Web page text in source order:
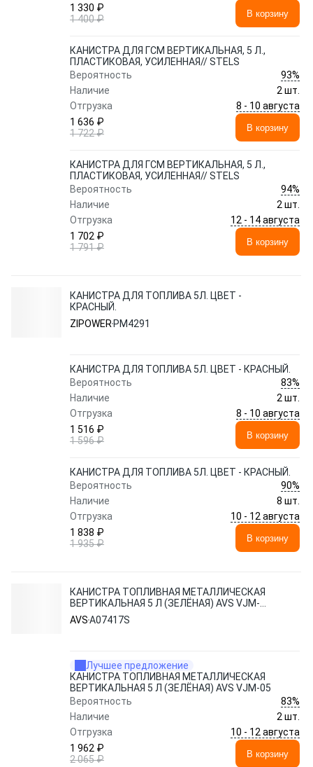
1 330 ₽
1 400 ₽
В корзину
КАНИСТРА ДЛЯ ГСМ ВЕРТИКАЛЬНАЯ, 5 Л.,
ПЛАСТИКОВАЯ, УСИЛЕННАЯ// STELS
Вероятность
93%
Наличие
2 шт.
Отгрузка
8 - 10 августа
1 636 ₽
1 722 ₽
В корзину
КАНИСТРА ДЛЯ ГСМ ВЕРТИКАЛЬНАЯ, 5 Л.,
ПЛАСТИКОВАЯ, УСИЛЕННАЯ// STELS
Вероятность
94%
Наличие
2 шт.
Отгрузка
12 - 14 августа
1 702 ₽
1 791 ₽
В корзину
КАНИСТРА ДЛЯ ТОПЛИВА 5Л. ЦВЕТ -
КРАСНЫЙ.
ZIPOWER PM4291
КАНИСТРА ДЛЯ ТОПЛИВА 5Л. ЦВЕТ - КРАСНЫЙ.
Вероятность
83%
Наличие
2 шт.
Отгрузка
8 - 10 августа
1 516 ₽
1 596 ₽
В корзину
КАНИСТРА ДЛЯ ТОПЛИВА 5Л. ЦВЕТ - КРАСНЫЙ.
Вероятность
90%
Наличие
8 шт.
Отгрузка
10 - 12 августа
1 838 ₽
1 935 ₽
В корзину
КАНИСТРА ТОПЛИВНАЯ МЕТАЛЛИЧЕСКАЯ
ВЕРТИКАЛЬНАЯ 5 Л (ЗЕЛЁНАЯ) AVS VJM-
05
AVSA07417S
Лучшее предложение
КАНИСТРА ТОПЛИВНАЯ МЕТАЛЛИЧЕСКАЯ
ВЕРТИКАЛЬНАЯ 5 Л (ЗЕЛЁНАЯ) AVS VJM-05
Вероятность
83%
Наличие
2 шт.
Отгрузка
10 - 12 августа
1 962 ₽
2 065 ₽
В корзину